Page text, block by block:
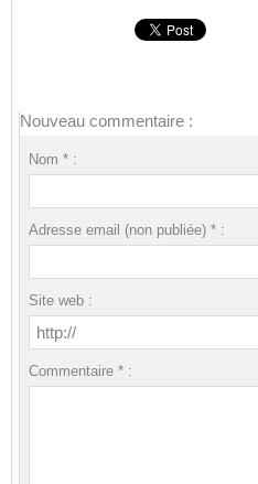
Nouveau commentaire :
Nom * :
Adresse email (non publiée) * :
Site web :
Commentaire * :